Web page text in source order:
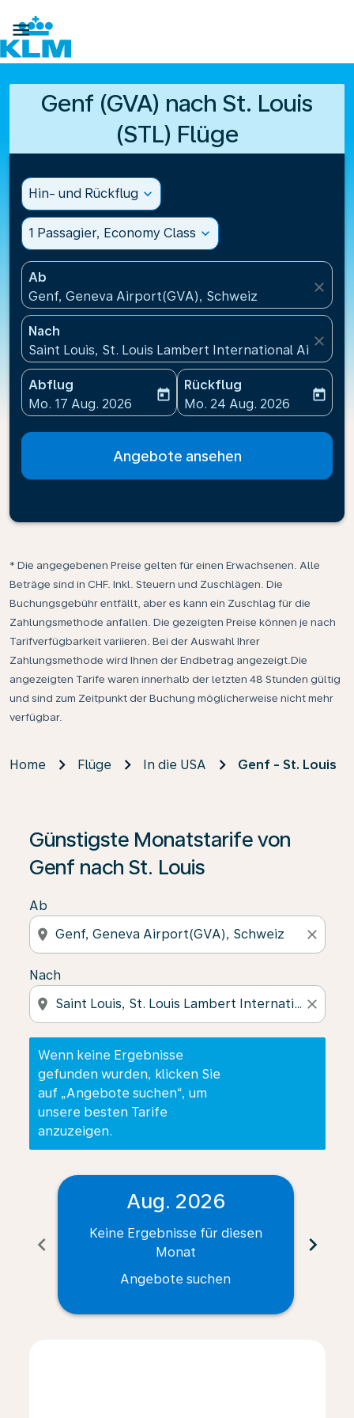

Genf (GVA) nach St. Louis
(STL) Flüge
Hin- und Rückflug expand_more
1 Passagier, Economy Class expand_more
Ab
Genf, Geneva Airport(GVA), Schweiz
close
Nach
Saint Louis, St. Louis Lambert International
close
Abflug
fc-booking-departure-date-aria-label
Mo. 17 Aug. 2026
today
Rückflug
fc-booking-return-date-
Mo. 24 Aug. 2026
today
Angebote ansehen
* Die angegebenen Preise gelten für einen Erwachsenen. Alle
Beträge sind in CHF. Inkl. Steuern und Zuschlägen. Die
Buchungsgebühr entfällt, aber es kann ein Zuschlag für die
Zahlungsmethode anfallen. Die gezeigten Preise können je nach
Tarifverfügbarkeit variieren. Bei der Auswahl Ihrer
Zahlungsmethode wird Ihnen der Endbetrag angezeigt.Die
angezeigten Tarife waren innerhalb der letzten 48 Stunden gültig
und sind zum Zeitpunkt der Buchung möglicherweise nicht mehr
verfügbar.
Home Flüge In die USA Genf - St. Louis
Günstigste Monatstarife von
Genf nach St. Louis
Ab
location_on close
Nach
location_on close
Wenn keine Ergebnisse
gefunden wurden, klicken Sie
auf „Angebote suchen“, um
unsere besten Tarife
anzuzeigen.
Wenn keine Ergebnisse gefunden wurden, klicken
chevron_left
Aug. 2026
Keine Ergebnisse für diesen
Monat
Angebote suchen
chevron_right